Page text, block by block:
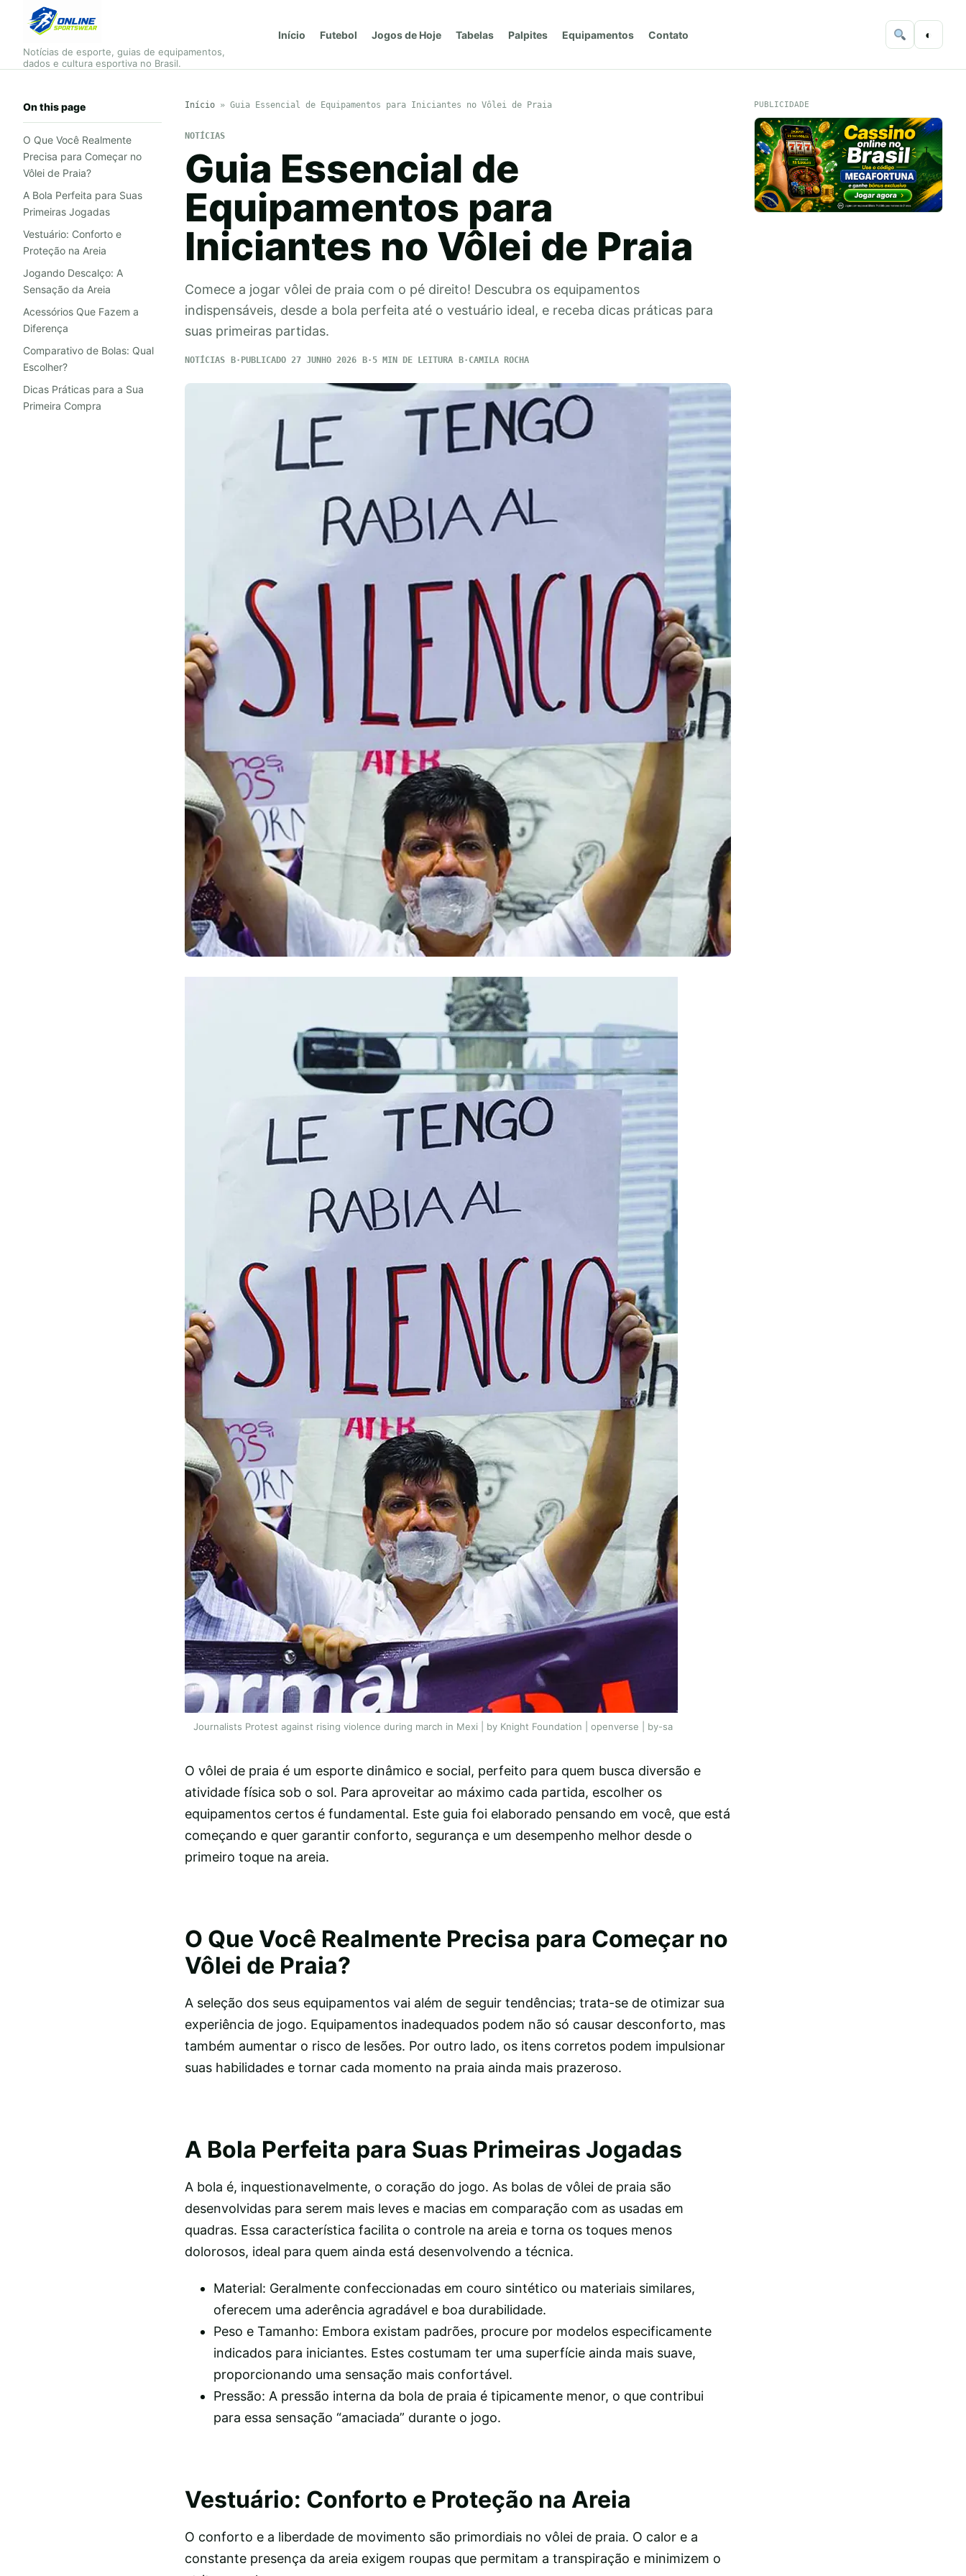
Notícias de esporte, guias de equipamentos,
dados e cultura esportiva no Brasil.
Início Futebol Jogos de Hoje Tabelas Palpites Equipamentos Contato ◐
On this page
O Que Você Realmente
Precisa para Começar no
Vôlei de Praia?
A Bola Perfeita para Suas
Primeiras Jogadas
Vestuário: Conforto e
Proteção na Areia
Jogando Descalço: A
Sensação da Areia
Acessórios Que Fazem a
Diferença
Comparativo de Bolas: Qual
Escolher?
Dicas Práticas para a Sua
Primeira Compra
Início» Guia Essencial de Equipamentos para Iniciantes no Vôlei de Praia
NOTÍCIAS
Guia Essencial de
Equipamentos para
Iniciantes no Vôlei de Praia
Comece a jogar vôlei de praia com o pé direito! Descubra os equipamentos
indispensáveis, desde a bola perfeita até o vestuário ideal, e receba dicas práticas para
suas primeiras partidas.
NOTÍCIAS PUBLICADO 27 JUNHO 2026 5 MIN DE LEITURA CAMILA ROCHA
Journalists Protest against rising violence during march in Mexi | by Knight Foundation | openverse | by-sa
O vôlei de praia é um esporte dinâmico e social, perfeito para quem busca diversão e
atividade física sob o sol. Para aproveitar ao máximo cada partida, escolher os
equipamentos certos é fundamental. Este guia foi elaborado pensando em você, que está
começando e quer garantir conforto, segurança e um desempenho melhor desde o
primeiro toque na areia.
O Que Você Realmente Precisa para Começar no
Vôlei de Praia?
A seleção dos seus equipamentos vai além de seguir tendências; trata-se de otimizar sua
experiência de jogo. Equipamentos inadequados podem não só causar desconforto, mas
também aumentar o risco de lesões. Por outro lado, os itens corretos podem impulsionar
suas habilidades e tornar cada momento na praia ainda mais prazeroso.
A Bola Perfeita para Suas Primeiras Jogadas
A bola é, inquestionavelmente, o coração do jogo. As bolas de vôlei de praia são
desenvolvidas para serem mais leves e macias em comparação com as usadas em
quadras. Essa característica facilita o controle na areia e torna os toques menos
dolorosos, ideal para quem ainda está desenvolvendo a técnica.
Material: Geralmente confeccionadas em couro sintético ou materiais similares,
oferecem uma aderência agradável e boa durabilidade.
Peso e Tamanho: Embora existam padrões, procure por modelos especificamente
indicados para iniciantes. Estes costumam ter uma superfície ainda mais suave,
proporcionando uma sensação mais confortável.
Pressão: A pressão interna da bola de praia é tipicamente menor, o que contribui
para essa sensação “amaciada” durante o jogo.
Vestuário: Conforto e Proteção na Areia
O conforto e a liberdade de movimento são primordiais no vôlei de praia. O calor e a
constante presença da areia exigem roupas que permitam a transpiração e minimizem o
PUBLICIDADE